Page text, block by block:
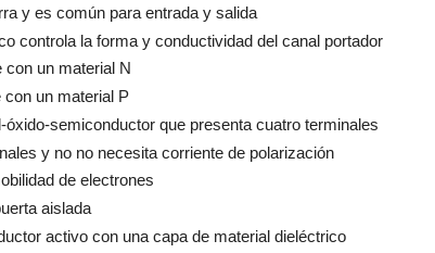
y es común para entrada y salida
controla la forma y conductividad del canal portador
con un material N
un material P
semiconductor que presenta cuatro terminales
y no no necesita corriente de polarización
de electrones
aislada
activo con una capa de material dieléctrico